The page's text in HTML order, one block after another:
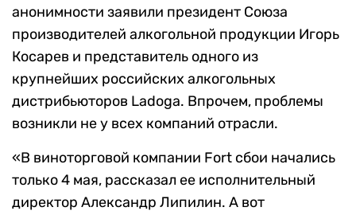
анонимности заявили президент Союза
производителей алкогольной продукции Игорь
Косарев и представитель одного из
крупнейших российских алкогольных
дистрибьюторов Ladoga. Впрочем, проблемы
возникли не у всех компаний отрасли.
«В виноторговой компании Fort сбои начались
только 4 мая, рассказал ее исполнительный
директор Александр Липилин. А вот